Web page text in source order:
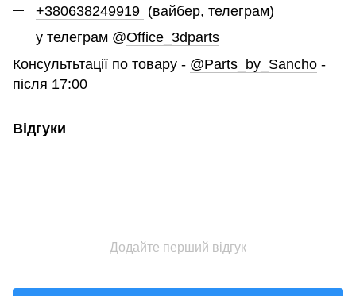
+380638249919 (вайбер, телеграм)
у телеграм @Office_3dparts
Консультьтації по товару - @Parts_by_Sancho -
після 17:00
Відгуки
Додайте перший відгук